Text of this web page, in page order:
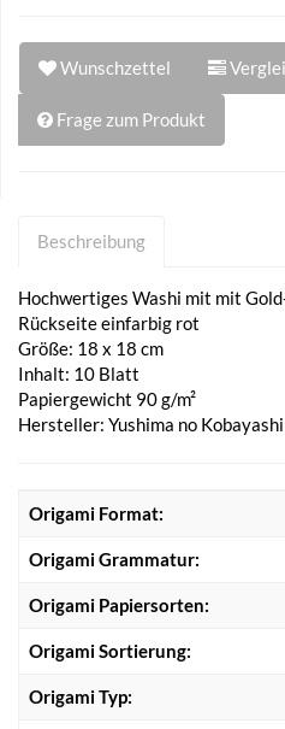
Wunschzettel
Frage zum Produkt
Beschreibung
Hochwertiges Washi mit mit
Rückseite einfarbig rot
Größe: 18 x 18 cm
Inhalt: 10 Blatt
Papiergewicht 90 g/m²
Hersteller: Yushima no Kobayashi
Origami Format:
Origami Grammatur:
Origami Papiersorten:
Origami Sortierung:
Origami Typ: